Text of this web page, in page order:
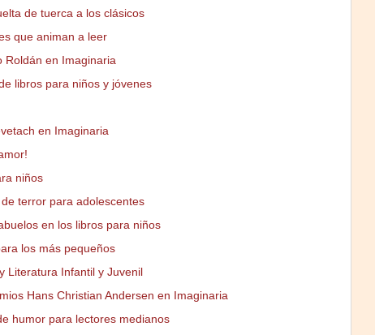
de tuerca a los clásicos
que animan a leer
Roldán en Imaginaria
libros para niños y jóvenes
en Imaginaria
niños
terror para adolescentes
en los libros para niños
los más pequeños
Literatura Infantil y Juvenil
Hans Christian Andersen en Imaginaria
humor para lectores medianos